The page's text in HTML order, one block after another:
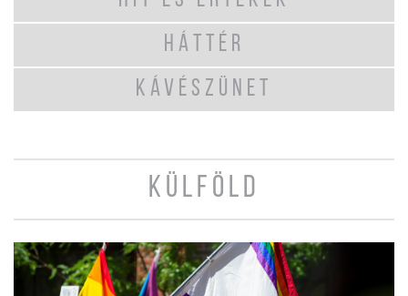
HÁTTÉR
KÁVÉSZÜNET
KÜLFÖLD